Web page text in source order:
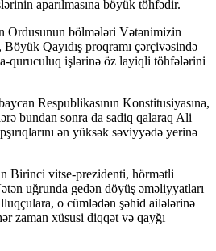
aparılmasına böyük töhfədir.
Ordusunun bölmələri Vətənimizin
Qayıdış proqramı çərçivəsində
quruculuq işlərinə öz layiqli töhfələrini
Respublikasının Konstitusiyasına,
bundan sonra da sadiq qalaraq Ali
ən yüksək səviyyədə yerinə
Birinci vitse-prezidenti, hörmətli
uğrunda gedən döyüş əməliyyatları
o cümlədən şəhid ailələrinə
zaman xüsusi diqqət və qayğı